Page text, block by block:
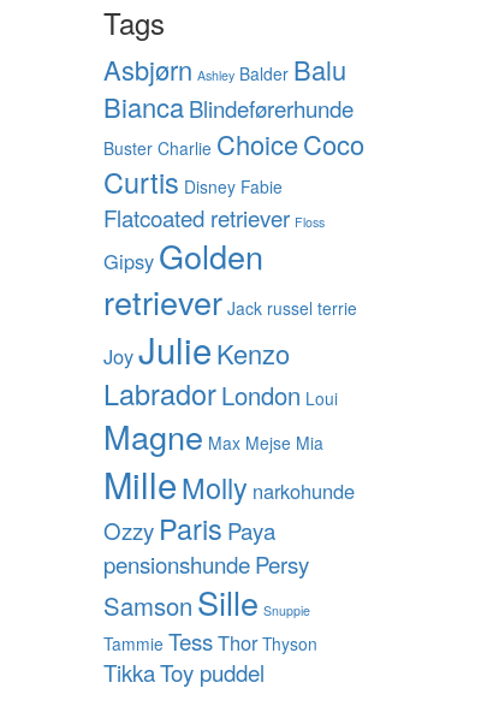
Tags
Asbjørn Ashley Balder Balu
Bianca Blindeførerhunde
Buster Charlie ChoiceCoco
Curtis Disney Fabie
Flatcoated retriever Floss
Gipsy Golden
retriever Jack russel terrie
JoyJulieKenzo
LabradorLondon Loui
Magne Max Mejse Mia
MilleMolly narkohunde
Ozzy Paris Paya
pensionshunde Persy
Samson Sille Snuppie
Tammie TessThor Thyson
TikkaToy puddel